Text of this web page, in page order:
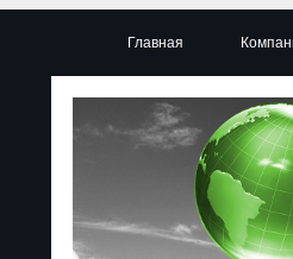
Главная